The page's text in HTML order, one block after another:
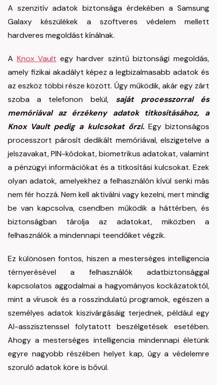
A szenzitív adatok biztonsága érdekében a Samsung
Galaxy készülékek a szoftveres védelem mellett
hardveres megoldást kínálnak.
A Knox Vault egy hardver szintű biztonsági megoldás,
amely fizikai akadályt képez a legbizalmasabb adatok és
az eszköz többi része között. Úgy működik, akár egy zárt
szoba a telefonon belül, saját processzorral és
memóriával az érzékeny adatok titkosításához, a
Knox Vault pedig a kulcsokat őrzi.Egy biztonságos
processzort párosít dedikált memóriával, elszigetelve a
jelszavakat, PIN-kódokat, biometrikus adatokat, valamint
a pénzügyi információkat és a titkosítási kulcsokat. Ezek
olyan adatok, amelyekhez a felhasználón kívül senki más
nem fér hozzá. Nem kell aktiválni vagy kezelni, mert mindig
be van kapcsolva, csendben működik a háttérben, és
biztonságban tárolja az adatokat, miközben a
felhasználók a mindennapi teendőiket végzik.
Ez különösen fontos, hiszen a mesterséges intelligencia
térnyerésével a felhasználók adatbiztonsággal
kapcsolatos aggodalmai a hagyományos kockázatoktól,
mint a vírusok és a rosszindulatú programok, egészen a
személyes adatok kiszivárgásáig terjednek, például egy
AI-asszisztenssel folytatott beszélgetések esetében.
Ahogy a mesterséges intelligencia mindennapi életünk
egyre nagyobb részében helyet kap, úgy a védelemre
szoruló adatok köre is bővül.